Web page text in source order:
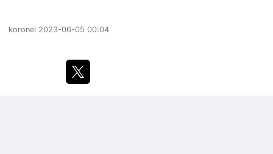
koronel 2023-06-05 00:04